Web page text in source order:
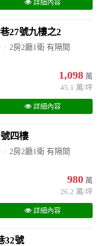
詳細內容
27號九樓之2
2房2廳1衛 有隔間
1,098 萬
45.1 萬/坪
詳細內容
四樓
2房2廳1衛 有隔間
980 萬
26.2 萬/坪
詳細內容
32號